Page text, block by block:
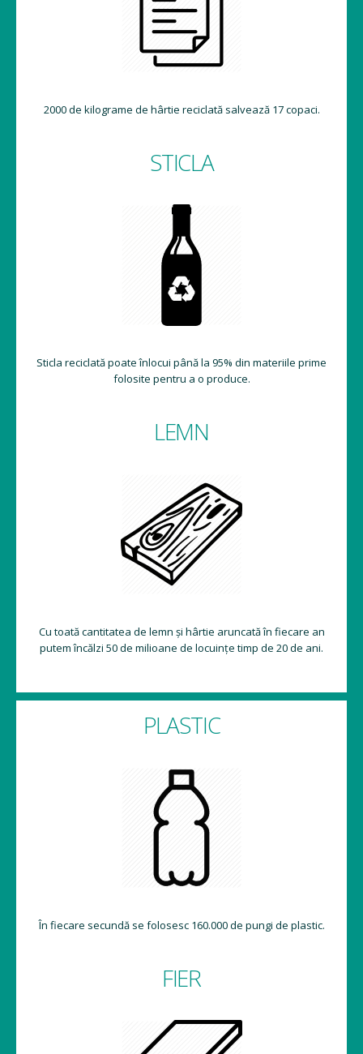
2000 de kilograme de hârtie reciclată salvează 17 copaci.
STICLA
Sticla reciclată poate înlocui până la 95% din materiile prime
folosite pentru a o produce.
LEMN
Cu toată cantitatea de lemn și hârtie aruncată în fiecare an
putem încălzi 50 de milioane de locuințe timp de 20 de ani.
PLASTIC
În fiecare secundă se folosesc 160.000 de pungi de plastic.
FIER